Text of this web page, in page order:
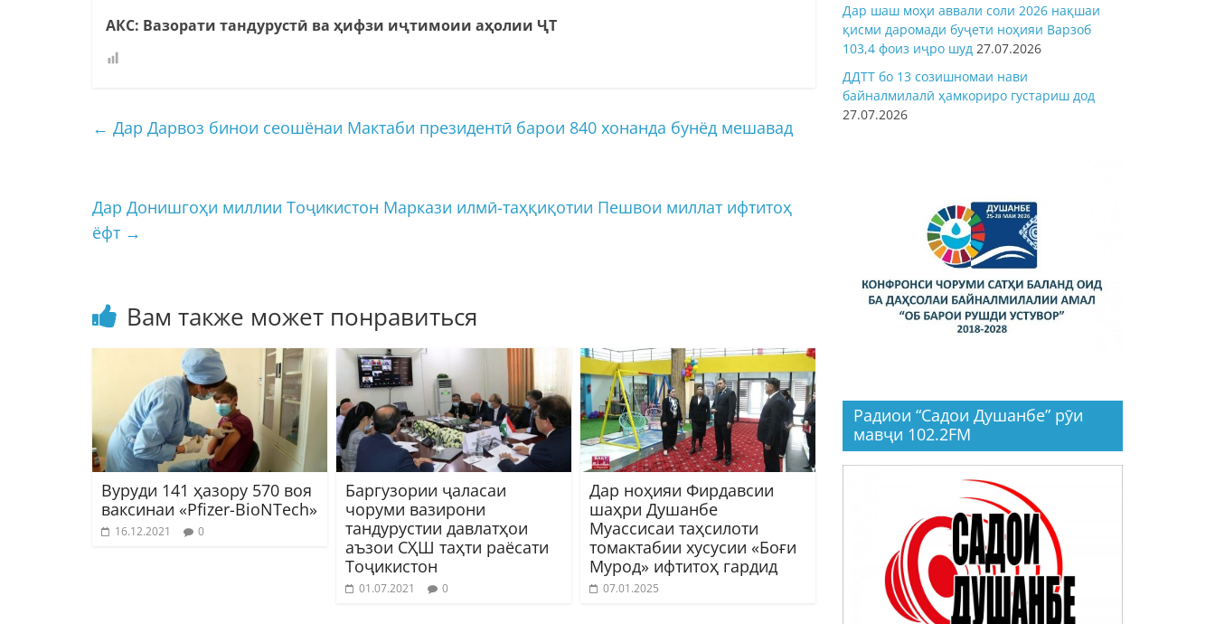
АКС: Вазорати тандурустӣ ва ҳифзи иҷтимоии аҳолии ҶТ
← Дар Дарвоз бинои сеошёнаи Мактаби президентӣ барои 840 хонанда бунёд мешавад
Дар Донишгоҳи миллии Тоҷикистон Маркази илмӣ-таҳқиқотии Пешвои миллат ифтитоҳ
ёфт →
Вам также может понравиться
Вуруди 141 ҳазору 570 воя
ваксинаи «Pfizer-BioNTech»
16.12.2021 0
Баргузории ҷаласаи
чоруми вазирони
тандурустии давлатҳои
аъзои СҲШ таҳти раёсати
Тоҷикистон
01.07.2021 0
Дар ноҳияи Фирдавсии
шаҳри Душанбе
Муассисаи таҳсилоти
томактабии хусусии «Боғи
Мурод» ифтитоҳ гардид
07.01.2025
Дар шаш моҳи аввали соли 2026 нақшаи
қисми даромади буҷети ноҳияи Варзоб
103,4 фоиз иҷро шуд 27.07.2026
ДДТТ бо 13 созишномаи нави
байналмилалӣ ҳамкориро густариш дод
27.07.2026
Радиои “Садои Душанбе” рӯи
мавҷи 102.2FM